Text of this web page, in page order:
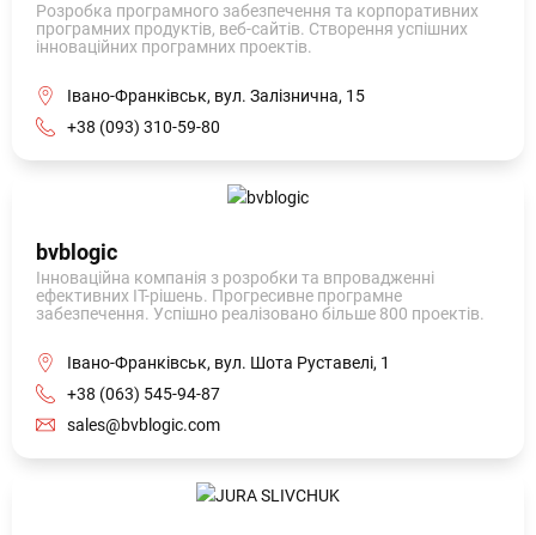
Розробка програмного забезпечення та корпоративних
програмних продуктів, веб-сайтів. Створення успішних
інноваційних програмних проектів.
Івано-Франківськ, вул. Залізнична, 15
+38 (093) 310-59-80
bvblogic
Інноваційна компанія з розробки та впровадженні
ефективних ІТ-рішень. Прогресивне програмне
забезпечення. Успішно реалізовано більше 800 проектів.
Івано-Франківськ, вул. Шота Руставелі, 1
+38 (063) 545-94-87
sales@bvblogic.com